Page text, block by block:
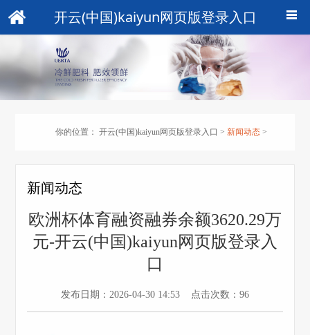
开云(中国)kaiyun网页版登录入口
你的位置： 开云(中国)kaiyun网页版登录入口 > 新闻动态 >
新闻动态
欧洲杯体育融资融券余额3620.29万
元-开云(中国)kaiyun网页版登录入
口
发布日期：2026-04-30 14:53 点击次数：96